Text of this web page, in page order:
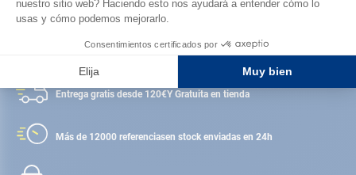
Satisfecho o reembolsado
Entrega gratis desde 120€Y Gratuita en tienda
Más de 12000 referenciasen stock enviadas en 24h